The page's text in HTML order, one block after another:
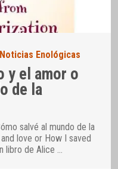
Noticias Enológicas
y el amor o
de la
salvé al mundo de la
love or How I saved
libro de Alice …